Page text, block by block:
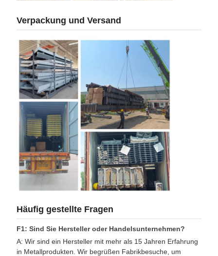
Verpackung und Versand
Häufig gestellte Fragen
F1: Sind Sie Hersteller oder Handelsunternehmen?
A: Wir sind ein Hersteller mit mehr als 15 Jahren Erfahrung
in Metallprodukten. Wir begrüßen Fabrikbesuche, um